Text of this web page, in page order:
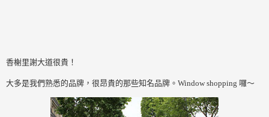
香榭里謝大道很貴！
大多是我們熟悉的品牌，很昂貴的那些知名品牌。Window shopping 囉～